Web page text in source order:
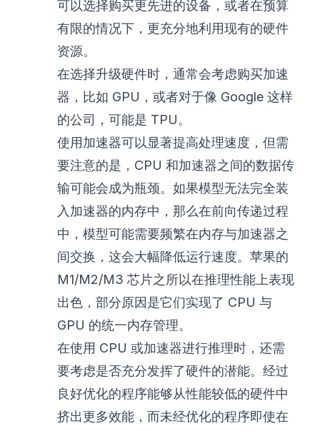
可以选择购买更先进的设备，或者在预算
有限的情况下，更充分地利用现有的硬件
资源。
在选择升级硬件时，通常会考虑购买加速
器，比如 GPU，或者对于像 Google 这样
的公司，可能是 TPU。
使用加速器可以显著提高处理速度，但需
要注意的是，CPU 和加速器之间的数据传
输可能会成为瓶颈。如果模型无法完全装
入加速器的内存中，那么在前向传递过程
中，模型可能需要频繁在内存与加速器之
间交换，这会大幅降低运行速度。苹果的
M1/M2/M3 芯片之所以在推理性能上表现
出色，部分原因是它们实现了 CPU 与
GPU 的统一内存管理。
在使用 CPU 或加速器进行推理时，还需
要考虑是否充分发挥了硬件的潜能。经过
良好优化的程序能够从性能较低的硬件中
挤出更多效能，而未经优化的程序即使在